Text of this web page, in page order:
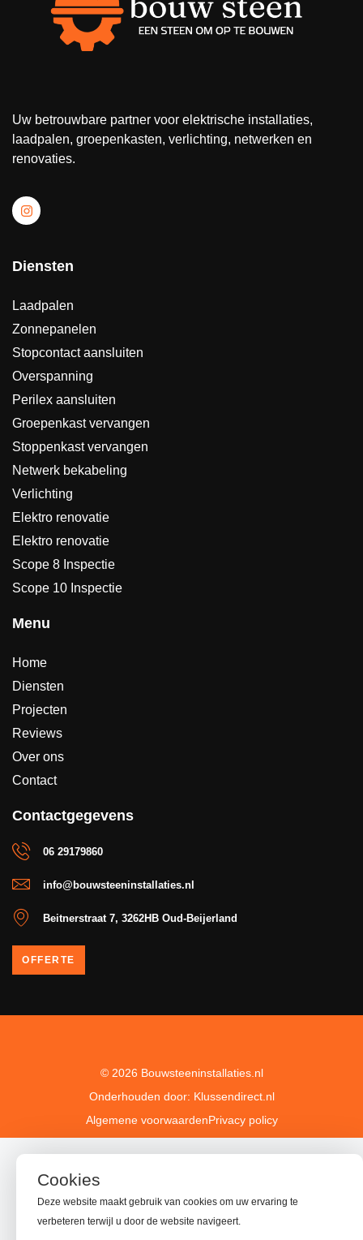
Uw betrouwbare partner voor elektrische installaties,
laadpalen, groepenkasten, verlichting, netwerken en
renovaties.
Diensten
Laadpalen
Zonnepanelen
Stopcontact aansluiten
Overspanning
Perilex aansluiten
Groepenkast vervangen
Stoppenkast vervangen
Netwerk bekabeling
Verlichting
Elektro renovatie
Elektro renovatie
Scope 8 Inspectie
Scope 10 Inspectie
Menu
Home
Diensten
Projecten
Reviews
Over ons
Contact
Contactgegevens
06 29179860
info@bouwsteeninstallaties.nl
Beitnerstraat 7, 3262HB Oud-Beijerland
OFFERTE
© 2026 Bouwsteeninstallaties.nl
Onderhouden door: Klussendirect.nl
Algemene voorwaardenPrivacy policy
Cookies
Deze website maakt gebruik van cookies om uw ervaring te
verbeteren terwijl u door de website navigeert.